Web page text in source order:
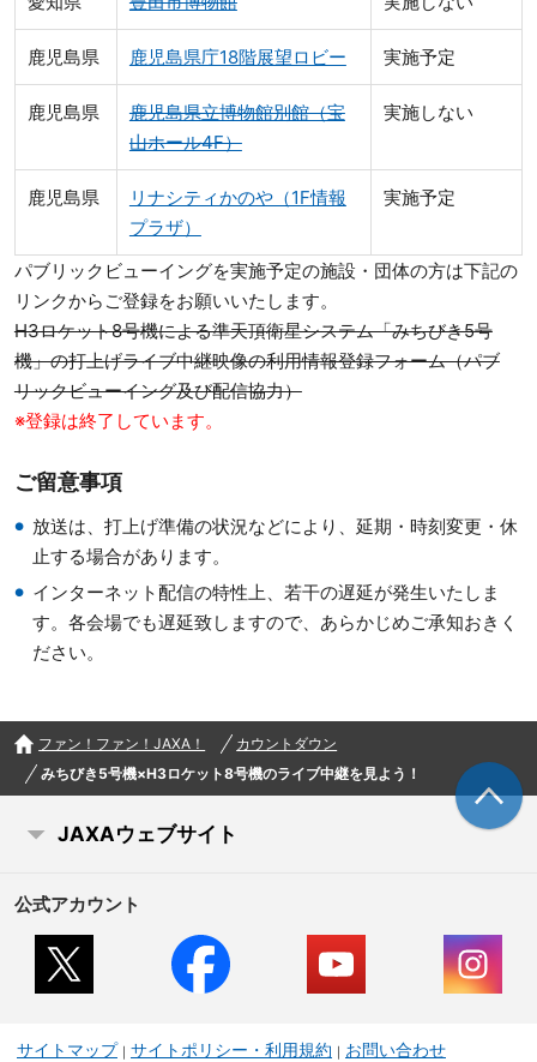
鹿児島県 鹿児島県庁18階展望ロビー 実施予定
鹿児島県
鹿児島県立博物館別館（宝
山ホール4F）
実施しない
鹿児島県
リナシティかのや（1F情報
プラザ）
実施予定
パブリックビューイングを実施予定の施設・団体の方は下記の
リンクからご登録をお願いいたします。
H3ロケット8号機による準天頂衛星システム「みちびき5号
機」の打上げライブ中継映像の利用情報登録フォーム（パブ
リックビューイング及び配信協力）
※登録は終了しています。
ご留意事項
放送は、打上げ準備の状況などにより、延期・時刻変更・休
止する場合があります。
インターネット配信の特性上、若干の遅延が発生いたしま
す。各会場でも遅延致しますので、あらかじめご承知おきく
ださい。
ファン！ファン！JAXA！
カウントダウン
みちびき5号機×H3ロケット8号機のライブ中継を見よう！
JAXAウェブサイト
公式アカウント
サイトマップ サイトポリシー・利用規約 お問い合わせ